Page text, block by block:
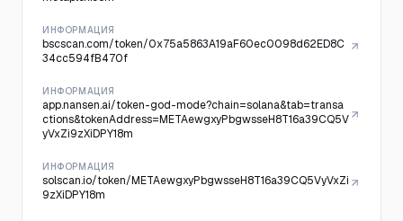
ИНФОРМАЦИЯ
bscscan.com/token/0x75a5863A19aF60ec0098d62ED8C
34cc594fB470f
ИНФОРМАЦИЯ
app.nansen.ai/token-god-mode?chain=solana&tab=transa
ctions&tokenAddress=METAewgxyPbgwsseH8T16a39CQ5V
yVxZi9zXiDPY18m
ИНФОРМАЦИЯ
solscan.io/token/METAewgxyPbgwsseH8T16a39CQ5VyVxZi
9zXiDPY18m